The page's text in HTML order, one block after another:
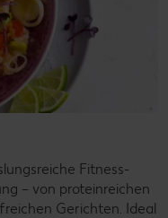
Fitness-
– von proteinreichen
Gerichten. Ideal